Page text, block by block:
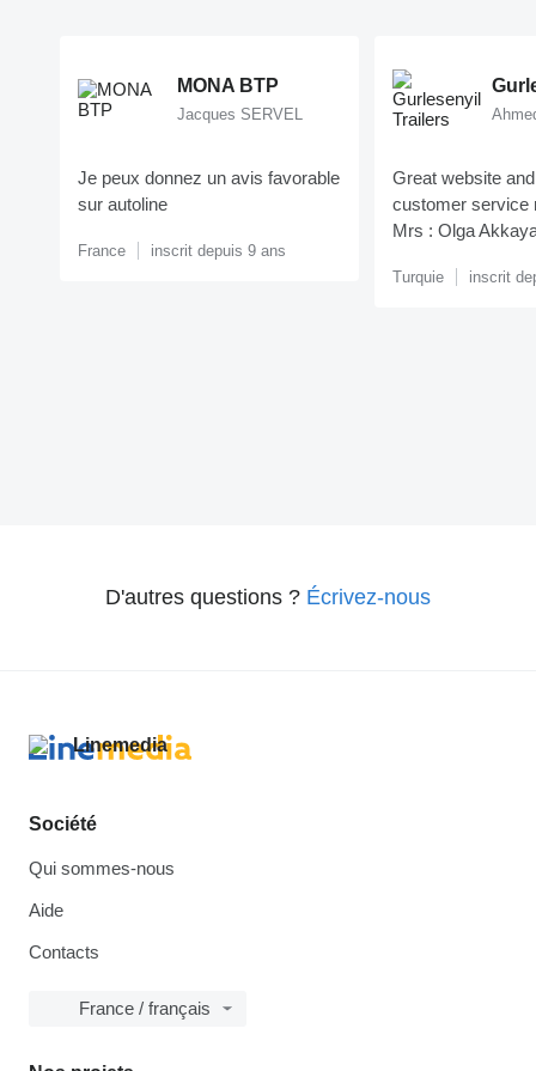
MONA BTP
Jacques SERVEL
Je peux donnez un avis favorable
sur autoline
France inscrit depuis 9 ans
Great website
customer service
Mrs : Olga
Turquie inscrit
D'autres questions ? Écrivez-nous
Société
Qui sommes-nous
Aide
Contacts
France / français